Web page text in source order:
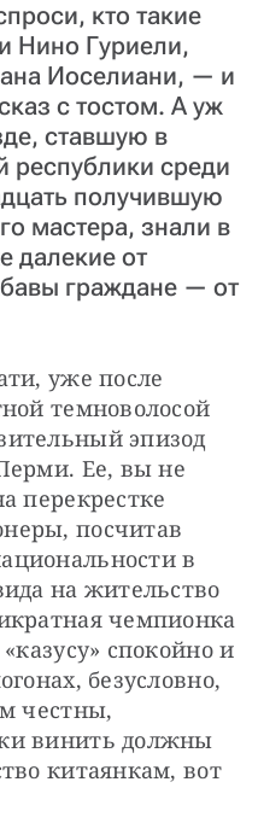
кто такие
Нино Гуриели,
Иоселиани, — и
с тостом. А уж
ставшую в
республики среди
получившую
мастера, знали в
далекие от
граждане — от
уже после
темноволосой
эпизод
Ее, вы не
перекрестке
посчитав
в
на жительство
чемпионка
спокойно и
безусловно,
честны,
винить должны
китаянкам, вот